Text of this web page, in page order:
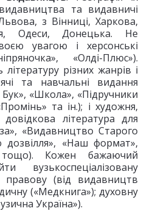
та видавничі
з Вінниці, Харкова,
Одеси, Донецька. Не
увагою і херсонські
«Олді-Плюс»).
різних жанрів і
та навчальні видання
«Школа», «Підручники
та ін.); і художня,
література для
«Видавництво Старого
дозвілля», «Наш формат»,
тощо). Кожен бажаючий
вузькоспеціалізовану
правову (від видавництв
(«Медкнига»); духовну
Україна»).